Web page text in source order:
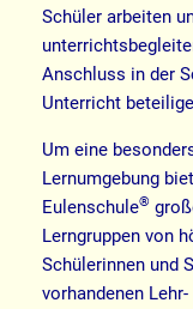
Schüler arbeiten
Anschluss in der
Unterricht
Um eine
Lernumgebung
Eulenschule®
Lerngruppen von
Schülerinnen und
vorhandenen